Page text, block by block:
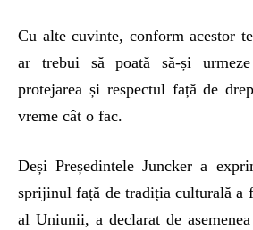
Cu alte cuvinte, conform acestor
ar trebui să poată să-și
protejarea și respectul față de
vreme cât o fac.
Deși Președintele Juncker a
sprijinul față de tradiția culturală a
al Uniunii, a declarat de